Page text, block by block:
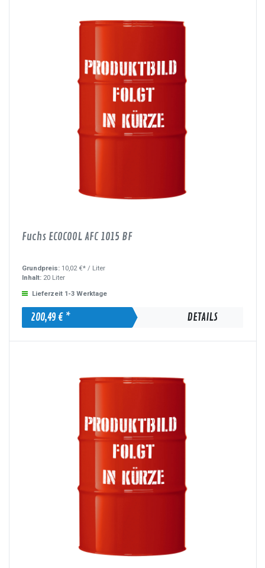
Fuchs ECOCOOL AFC 1015 BF
Grundpreis: 10,02 €* / Liter
Inhalt: 20 Liter
Lieferzeit 1-3 Werktage
200,49 € * DETAILS